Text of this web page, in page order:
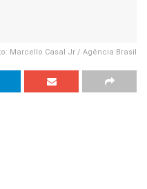
Marcello Casal Jr / Agência Brasil